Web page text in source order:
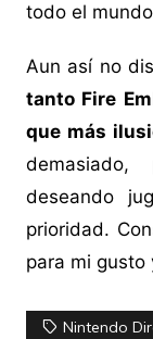
todo el
Aun así no
tanto Fire
que más
deseando
prioridad.
para mi gusto
Nintendo